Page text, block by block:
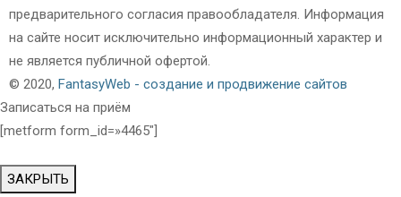
предварительного согласия правообладателя. Информация
на сайте носит исключительно информационный характер и
не является публичной офертой.
© 2020, FantasyWeb - создание и продвижение сайтов
Записаться на приём
[metform form_id=»4465″]
ЗАКРЫТЬ